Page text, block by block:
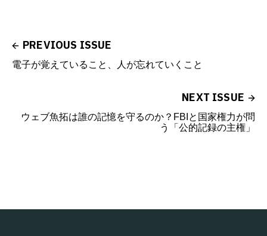
PREVIOUS ISSUE
電子が覚えていること、人が忘れていくこと
NEXT ISSUE
ウェブ魚拓は誰の記憶を守るのか？FBIと国家権力が問
う「公的記録の主権」